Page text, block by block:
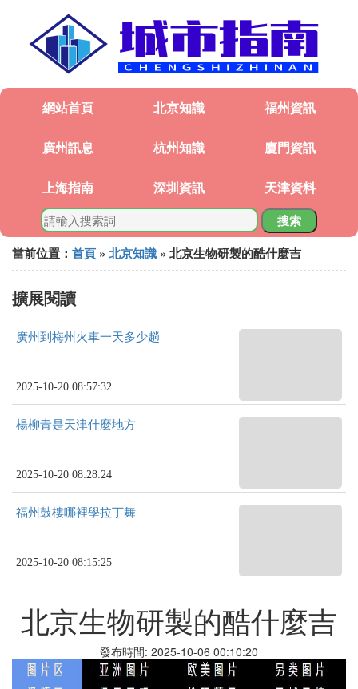
網站首頁 北京知識 福州資訊
廣州訊息 杭州知識 廈門資訊
上海指南 深圳資訊 天津資料
搜索
當前位置： 首頁 » 北京知識 » 北京生物研製的酷什麼吉
擴展閱讀
廣州到梅州火車一天多少趟
2025-10-20 08:57:32
楊柳青是天津什麼地方
2025-10-20 08:28:24
福州鼓樓哪裡學拉丁舞
2025-10-20 08:15:25
北京生物研製的酷什麼吉
發布時間: 2025-10-06 00:10:20